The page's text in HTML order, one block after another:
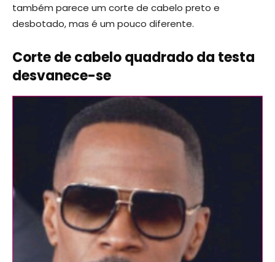
também parece um corte de cabelo preto e
desbotado, mas é um pouco diferente.
Corte de cabelo quadrado da testa
desvanece-se